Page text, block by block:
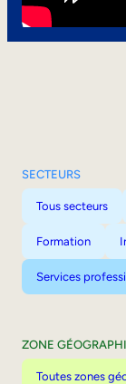
SECTEURS
Tous secteurs
Formation
Services
ZONE
Toutes zones